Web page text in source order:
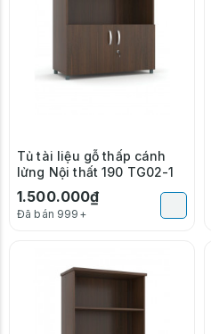
Tủ tài liệu gỗ thấp cánh
lửng Nội thất 190 TG02-1
1.500.000₫
Đã bán 999+